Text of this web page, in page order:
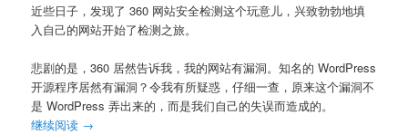
近些日子，发现了 360 网站安全检测这个玩意儿，兴致勃勃地填
入自己的网站开始了检测之旅。
悲剧的是，360 居然告诉我，我的网站有漏洞。知名的 WordPress
开源程序居然有漏洞？令我有所疑惑，仔细一查，原来这个漏洞不
是 WordPress 弄出来的，而是我们自己的失误而造成的。
继续阅读 →